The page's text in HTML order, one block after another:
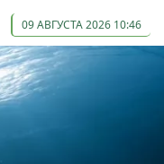
09 АВГУСТА 2026 10:46